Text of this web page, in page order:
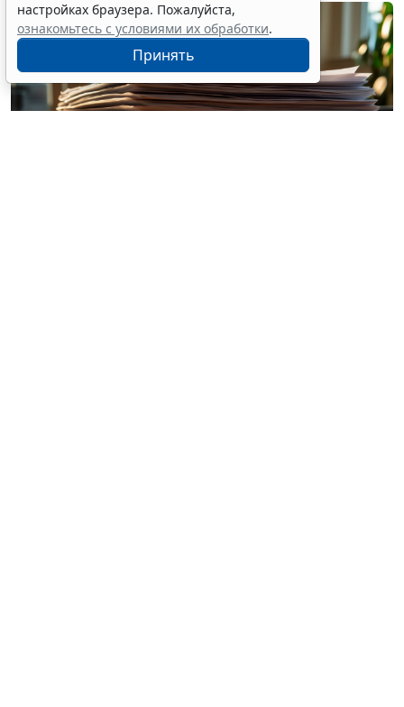
настройках браузера. Пожалуйста,
ознакомьтесь с условиями их обработки.
Принять